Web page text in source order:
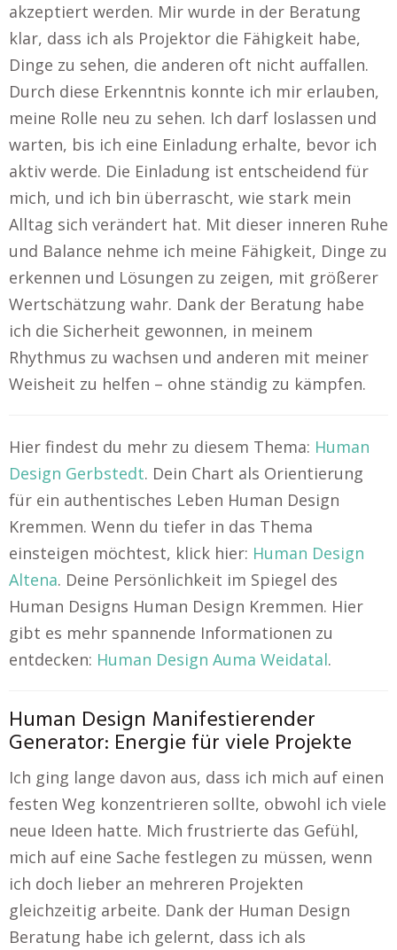
akzeptiert werden. Mir wurde in der Beratung
klar, dass ich als Projektor die Fähigkeit habe,
Dinge zu sehen, die anderen oft nicht auffallen.
Durch diese Erkenntnis konnte ich mir erlauben,
meine Rolle neu zu sehen. Ich darf loslassen und
warten, bis ich eine Einladung erhalte, bevor ich
aktiv werde. Die Einladung ist entscheidend für
mich, und ich bin überrascht, wie stark mein
Alltag sich verändert hat. Mit dieser inneren Ruhe
und Balance nehme ich meine Fähigkeit, Dinge zu
erkennen und Lösungen zu zeigen, mit größerer
Wertschätzung wahr. Dank der Beratung habe
ich die Sicherheit gewonnen, in meinem
Rhythmus zu wachsen und anderen mit meiner
Weisheit zu helfen – ohne ständig zu kämpfen.
Hier findest du mehr zu diesem Thema: Human
Design Gerbstedt. Dein Chart als Orientierung
für ein authentisches Leben Human Design
Kremmen. Wenn du tiefer in das Thema
einsteigen möchtest, klick hier: Human Design
Altena. Deine Persönlichkeit im Spiegel des
Human Designs Human Design Kremmen. Hier
gibt es mehr spannende Informationen zu
entdecken: Human Design Auma Weidatal.
Human Design Manifestierender
Generator: Energie für viele Projekte
Ich ging lange davon aus, dass ich mich auf einen
festen Weg konzentrieren sollte, obwohl ich viele
neue Ideen hatte. Mich frustrierte das Gefühl,
mich auf eine Sache festlegen zu müssen, wenn
ich doch lieber an mehreren Projekten
gleichzeitig arbeite. Dank der Human Design
Beratung habe ich gelernt, dass ich als